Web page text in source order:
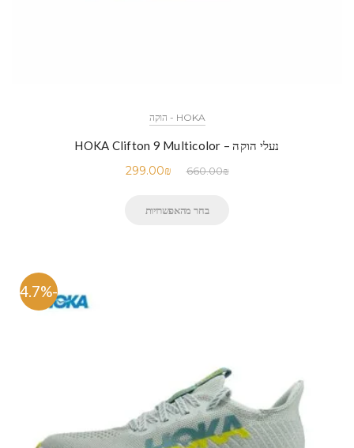
HOKA - הוקה
נעלי הוקה – HOKA Clifton 9 Multicolor
660.00₪
299.00₪
בחר מהאפשרויות
-54.7%